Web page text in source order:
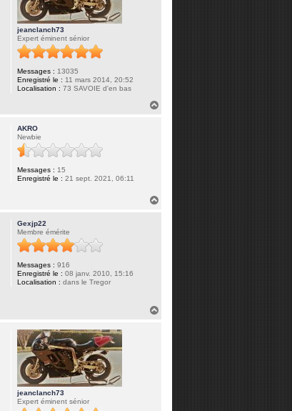
jeanclanch73
Expert éminent sénior
Messages : 13035
Enregistré le : 11 mars 2014, 20:52
Localisation : 73 SAVOIE d'en bas
AKRO
Newbie
Messages : 15
Enregistré le : 21 sept. 2021, 06:11
Gexjp22
Membre émérite
Messages : 916
Enregistré le : 08 janv. 2010, 15:16
Localisation : dans le Tregor
jeanclanch73
Expert éminent sénior